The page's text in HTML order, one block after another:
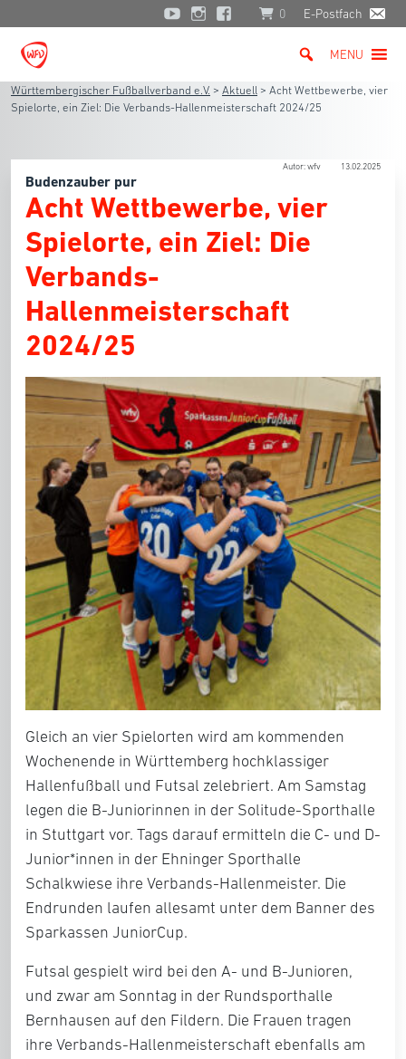
0 E-Postfach
MENU
Württembergischer Fußballverband e.V. > Aktuell > Acht Wettbewerbe, vier
Spielorte, ein Ziel: Die Verbands-Hallenmeisterschaft 2024/25
Autor: wfv 13.02.2025
Budenzauber pur
Acht Wettbewerbe, vier
Spielorte, ein Ziel: Die
Verbands-
Hallenmeisterschaft
2024/25
Gleich an vier Spielorten wird am kommenden
Wochenende in Württemberg hochklassiger
Hallenfußball und Futsal zelebriert. Am Samstag
legen die B-Juniorinnen in der Solitude-Sporthalle
in Stuttgart vor. Tags darauf ermitteln die C- und D-
Junior*innen in der Ehninger Sporthalle
Schalkwiese ihre Verbands-Hallenmeister. Die
Endrunden laufen allesamt unter dem Banner des
Sparkassen JuniorCup.
Futsal gespielt wird bei den A- und B-Junioren,
und zwar am Sonntag in der Rundsporthalle
Bernhausen auf den Fildern. Die Frauen tragen
ihre Verbands-Hallenmeisterschaft ebenfalls am